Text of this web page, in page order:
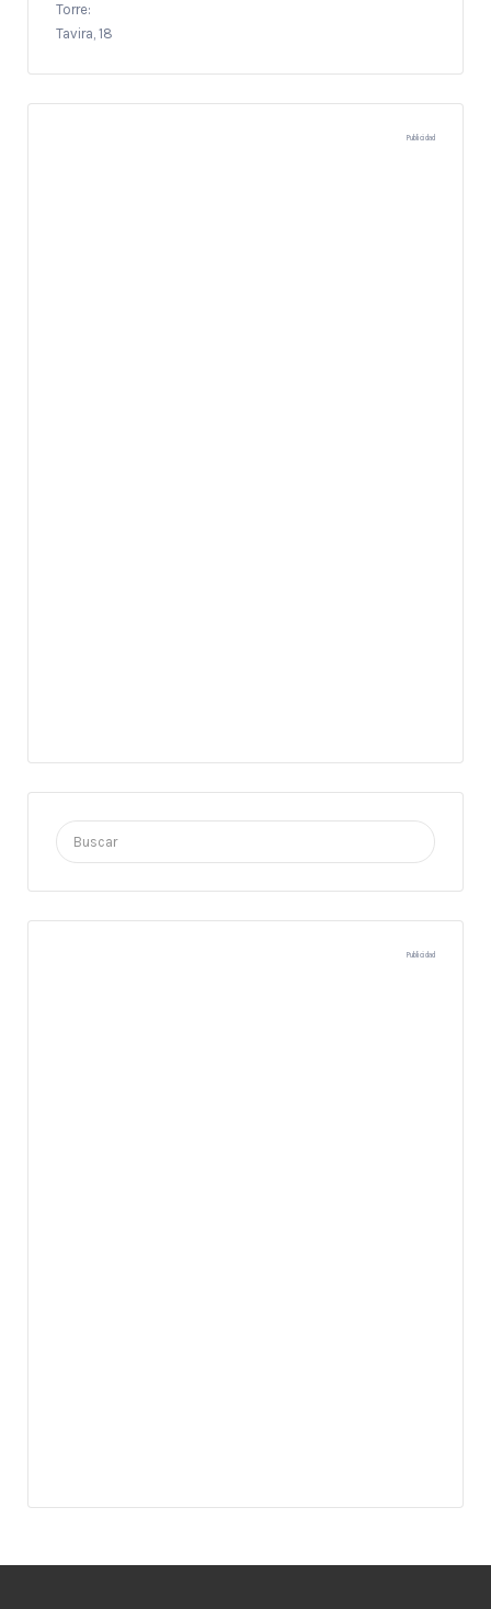
Torre:
Tavira, 18
Publicidad
Buscar
por:
Publicidad